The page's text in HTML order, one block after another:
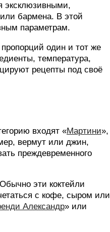
эксклюзивными,
бармена. В этой
параметрам.
один и тот же
температура,
рецепты под своё
входят «Мартини»,
вермут или джин,
преждевременного
эти коктейли
с кофе, сыром или
Александр» или